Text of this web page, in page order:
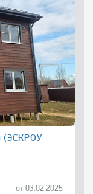
(ЭСКРОУ
от 03.02.2025